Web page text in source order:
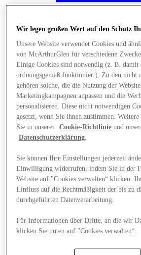
Stores
Wir legen großen Wert auf den Schutz
Unsere Website verwendet Cookies und
von McArthurGlen für verschiedene
Einige Cookies sind notwendig (z. B. damit
ordnungsgemäß funktioniert). Zu den nicht
gehören solche, die die Nutzung der
Marketingkampagnen anpassen und die
personalisieren. Diese nicht notwendigen
gesetzt, wenn Sie ihnen zustimmen.
Sie in unserer
Cookie-Richtlinie und
Datenschutzerklärung.
Sie können Ihre Einstellungen jederzeit
Einwilligung widerrufen, indem Sie in der
Website auf "Cookies verwalten“ klicken.
Einfluss auf die Rechtmäßigkeit der bis zu
durchgeführten Datenverarbeitung.
Für Informationen über Dritte, an die wir
klicken Sie unten auf "Cookies verwalten“.